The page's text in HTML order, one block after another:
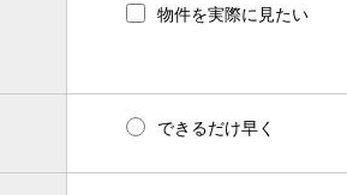
物件を実際に見たい
できるだけ早く